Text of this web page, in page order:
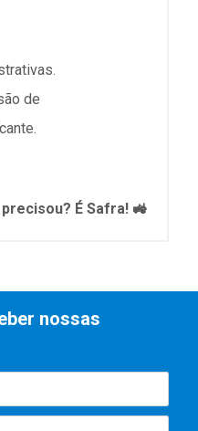
de
É Safra! 🚜
nossas